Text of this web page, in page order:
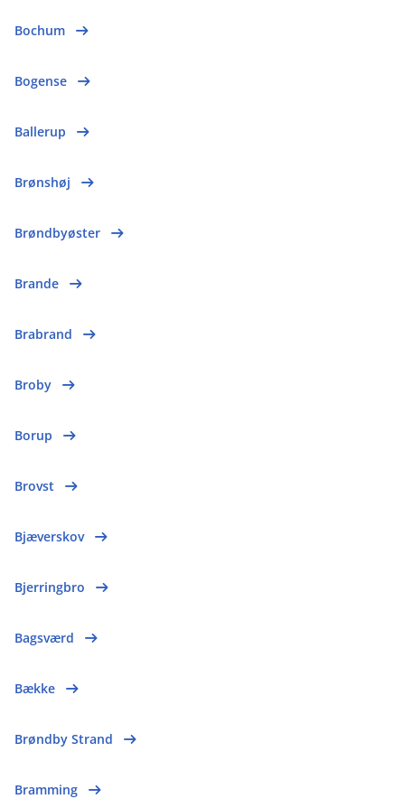
Bochum
Bogense
Ballerup
Brønshøj
Brøndbyøster
Brande
Brabrand
Broby
Borup
Brovst
Bjæverskov
Bjerringbro
Bagsværd
Bække
Brøndby Strand
Bramming